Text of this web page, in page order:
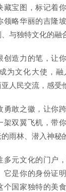
藏宝图，标记着
领略华丽的吉隆
与独特文化的融
造力的笔，让
为文化大使，
人民交流，感受
勇敢之徽，让你
架双翼飞机，带
雨林、潜入神秘
多元文化的门户
它是你的身份证
个国家独特的美